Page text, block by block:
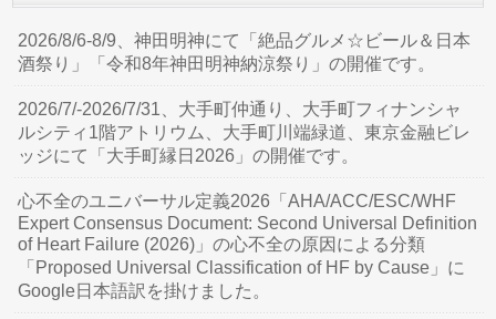
2026/8/6-8/9、神田明神にて「絶品グルメ☆ビール＆日本
酒祭り」「令和8年神田明神納涼祭り」の開催です。
2026/7/-2026/7/31、大手町仲通り、大手町フィナンシャ
ルシティ1階アトリウム、大手町川端緑道、東京金融ビレ
ッジにて「大手町縁日2026」の開催です。
心不全のユニバーサル定義2026「AHA/ACC/ESC/WHF
Expert Consensus Document: Second Universal Definition
of Heart Failure (2026)」の心不全の原因による分類
「Proposed Universal Classification of HF by Cause」に
Google日本語訳を掛けました。